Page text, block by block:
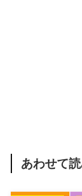
あわせて